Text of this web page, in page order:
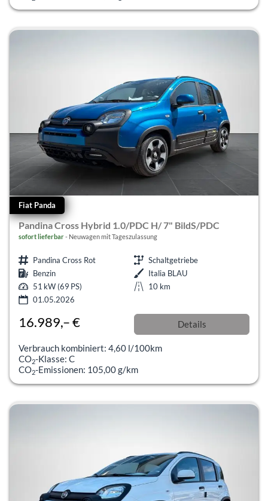
Fiat Panda
Pandina Cross Hybrid 1.0/PDC H/ 7" BildS/PDC
sofort lieferbar Neuwagen mit Tageszulassung
Pandina Cross Rot
Schaltgetriebe
Benzin
Italia BLAU
51 kW (69 PS)
10 km
01.05.2026
16.989,– € Details
Verbrauch kombiniert: 4,60 l/100km
CO2-Klasse: C
CO2-Emissionen: 105,00 g/km